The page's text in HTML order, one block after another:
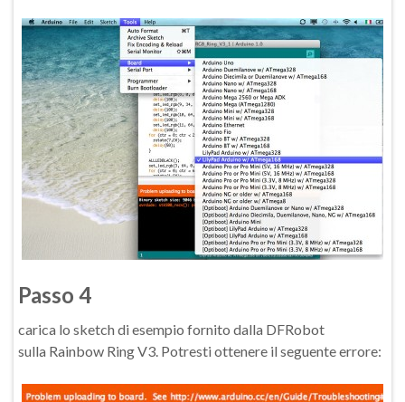
Passo 4
carica lo sketch di esempio fornito dalla DFRobot
sulla Rainbow Ring V3. Potresti ottenere il seguente errore: